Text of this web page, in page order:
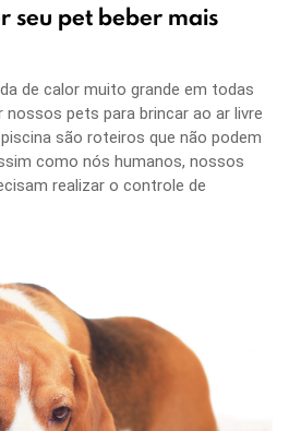
seu pet beber mais
de calor muito grande em todas
nossos pets para brincar ao ar livre
são roteiros que não podem
como nós humanos, nossos
realizar o controle de